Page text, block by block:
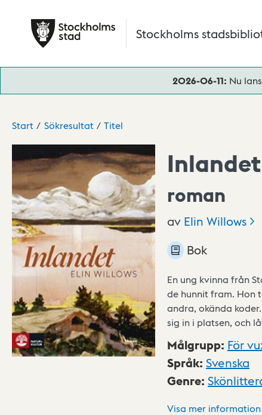
Stockholms
2026-06-11: Nu
Start Sökresultat Titel
Inlandet
roman
av Elin Willows
Bok
En ung kvinna från
de hunnit fram. Hon
andra, okända
sig in i platsen, och
Målgrupp: För
Språk: Svenska
Genre:
Visa mer information